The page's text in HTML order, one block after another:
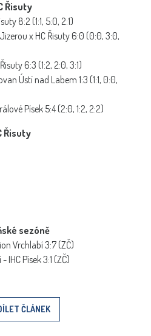
Řisuty
8:2 (1:1, 5:0, 2:1)
x HC Řisuty 6:0 (0:0, 3:0,
6:3 (1:2, 2:0, 3:1)
Ústí nad Labem 1:3 (1:1, 0:0,
Písek 5:4 (2:0, 1:2, 2:2)
Řisuty
sezóně
Vrchlabí 3:7 (ZČ)
IHC Písek 3:1 (ZČ)
ČLÁNEK